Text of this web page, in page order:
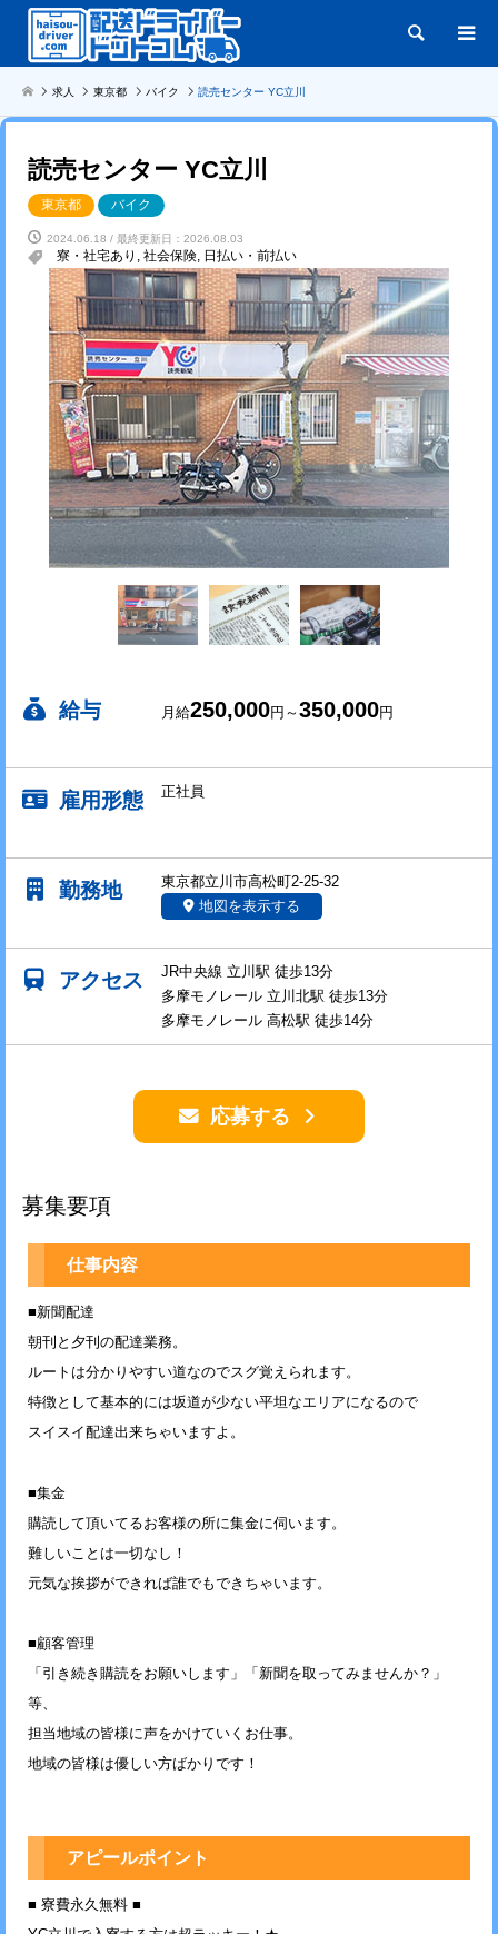
検索
求人 東京都 バイク 読売センター YC立川
読売センター YC立川
東京都 バイク
2024.06.18 / 最終更新日：2026.08.03
寮・社宅あり , 社会保険, 日払い・前払い
給与 月給250,000円～350,000円
雇用形態 正社員
勤務地
東京都立川市高松町2-25-32
地図を表示する
アクセス
JR中央線 立川駅 徒歩13分
多摩モノレール 立川北駅 徒歩13分
多摩モノレール 高松駅 徒歩14分
応募する
募集要項
仕事内容
■新聞配達
朝刊と夕刊の配達業務。
ルートは分かりやすい道なのでスグ覚えられます。
特徴として基本的には坂道が少ない平坦なエリアになるので
スイスイ配達出来ちゃいますよ。
■集金
購読して頂いてるお客様の所に集金に伺います。
難しいことは一切なし！
元気な挨拶ができれば誰でもできちゃいます。
■顧客管理
「引き続き購読をお願いします」「新聞を取ってみませんか？」
等、
担当地域の皆様に声をかけていくお仕事。
地域の皆様は優しい方ばかりです！
アピールポイント
■ 寮費永久無料 ■